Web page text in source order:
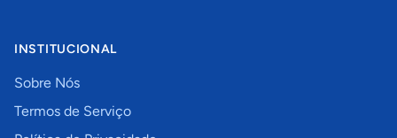
INSTITUCIONAL
Sobre Nós
Termos de Serviço